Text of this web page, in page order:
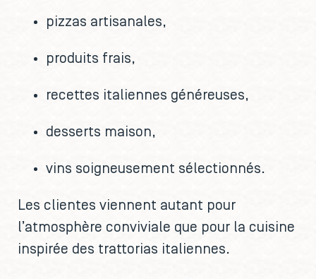
pizzas artisanales,
produits frais,
recettes italiennes généreuses,
desserts maison,
vins soigneusement sélectionnés.
Les clientes viennent autant pour
l’atmosphère conviviale que pour la cuisine
inspirée des trattorias italiennes.